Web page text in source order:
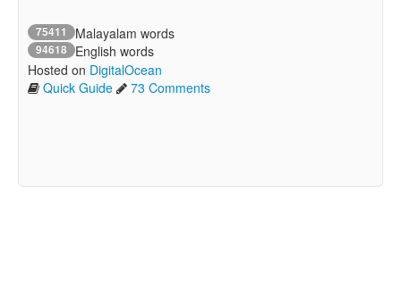
75411 Malayalam words
94618
English words
Hosted on DigitalOcean
Quick Guide
73 Comments